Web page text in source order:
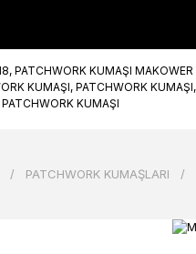
PATCHWORK KUMAŞLARI